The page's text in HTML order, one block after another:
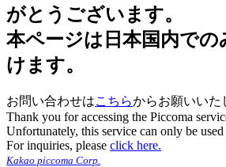
がとうございます。
本ページは日本国内での
けます。
お問い合わせはこちらからお願いいた
Thank you for accessing the Piccoma
Unfortunately, this service can only be used
For inquiries, please click here.
Kakao piccoma Corp.